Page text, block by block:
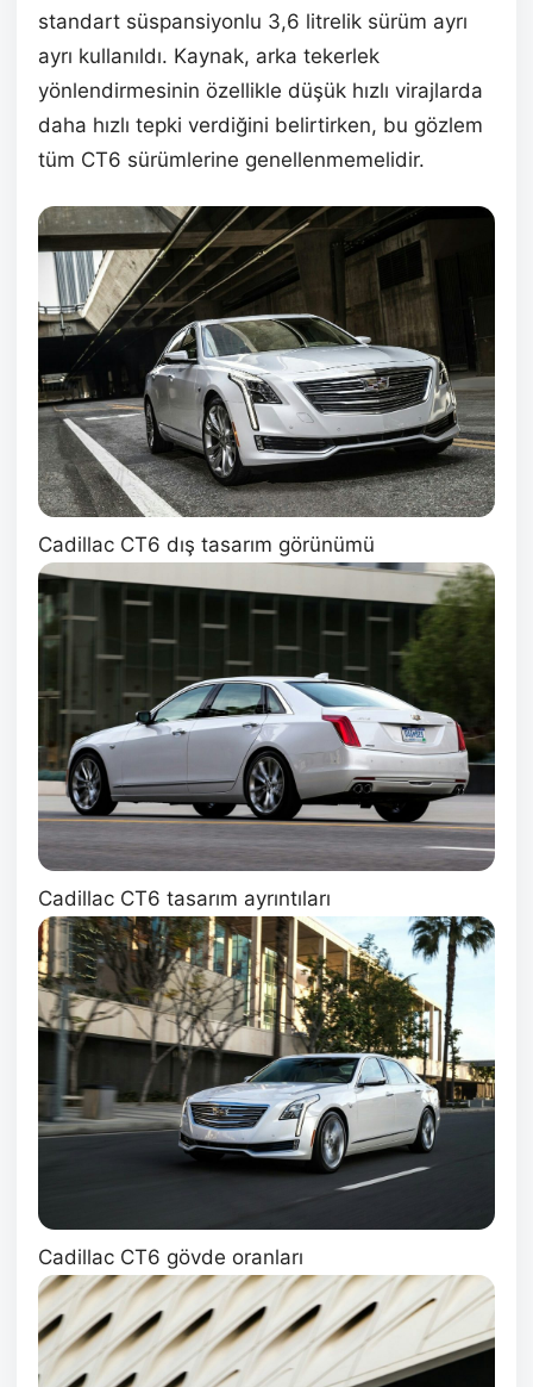
standart süspansiyonlu 3,6 litrelik sürüm ayrı
ayrı kullanıldı. Kaynak, arka tekerlek
yönlendirmesinin özellikle düşük hızlı virajlarda
daha hızlı tepki verdiğini belirtirken, bu gözlem
tüm CT6 sürümlerine genellenmemelidir.
Cadillac CT6 dış tasarım görünümü
Cadillac CT6 tasarım ayrıntıları
Cadillac CT6 gövde oranları